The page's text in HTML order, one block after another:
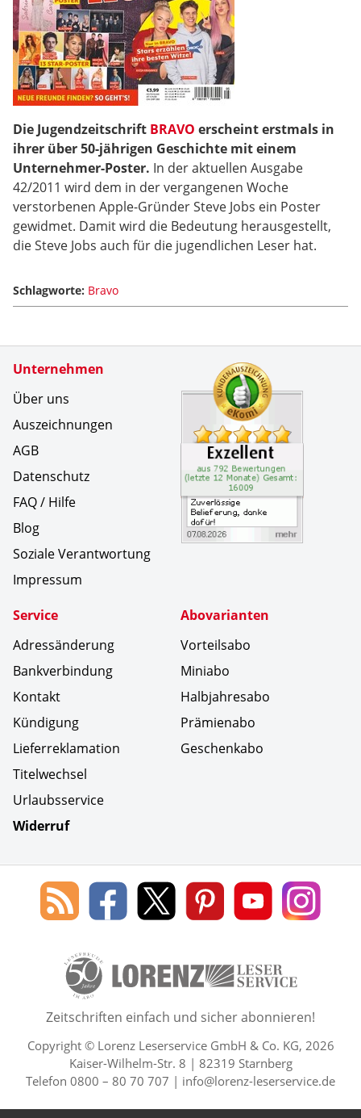
Die Jugendzeitschrift BRAVO erscheint erstmals in
ihrer über 50-jährigen Geschichte mit einem
Unternehmer-Poster. In der aktuellen Ausgabe
42/2011 wird dem in der vergangenen Woche
verstorbenen Apple-Gründer Steve Jobs ein Poster
gewidmet. Damit wird die Bedeutung herausgestellt,
die Steve Jobs auch für die jugendlichen Leser hat.
Schlagworte: Bravo
Unternehmen
Über uns
Auszeichnungen
AGB
Datenschutz
FAQ / Hilfe
Blog
Soziale Verantwortung
Impressum
Service
Adressänderung
Bankverbindung
Kontakt
Kündigung
Lieferreklamation
Titelwechsel
Urlaubsservice
Widerruf
Abovarianten
Vorteilsabo
Miniabo
Halbjahresabo
Prämienabo
Geschenkabo
Zertifikate
Social Media
Blog
des
Leserservice
Lorenz
Leserservice
Lorenz
Leserservice
Lorenz
Leserservice
Lorenz
Leserservice
Lorenz
50 Lesefreude im Abo Jahre
Zeitschriften einfach und sicher abonnieren!
Copyright © Lorenz Leserservice GmbH & Co. KG, 2026
Kaiser-Wilhelm-Str. 8 | 82319 Starnberg
Telefon 0800 – 80 70 707 | info@lorenz-leserservice.de